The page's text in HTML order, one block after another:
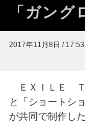
「ガング
2017年11月8日 / 17:53
ＥＸＩＬＥ Ｔ
と「ショートシ
が共同で制作し